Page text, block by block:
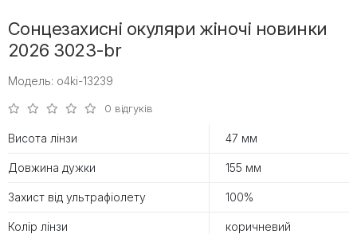
Сонцезахисні окуляри жіночі новинки
2026 3023-br
Модель: o4ki-13239
0 відгуків
Висота лінзи 47 мм
Довжина дужки 155 мм
Захист від ультрафіолету 100%
Колір лінзи коричневий